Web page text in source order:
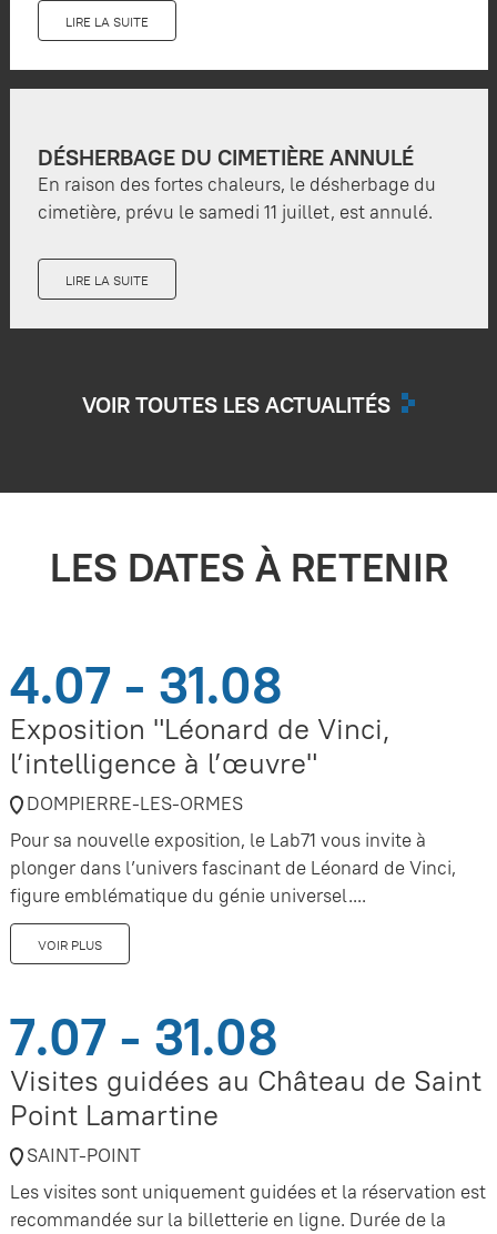
LIRE LA SUITE
DÉSHERBAGE DU CIMETIÈRE ANNULÉ
En raison des fortes chaleurs, le désherbage du
cimetière, prévu le samedi 11 juillet, est annulé.
LIRE LA SUITE
VOIR TOUTES LES ACTUALITÉS
LES DATES À RETENIR
4.07 - 31.08
Exposition "Léonard de Vinci,
l’intelligence à l’œuvre"
DOMPIERRE-LES-ORMES
Pour sa nouvelle exposition, le Lab71 vous invite à
plonger dans l’univers fascinant de Léonard de Vinci,
figure emblématique du génie universel....
VOIR PLUS
7.07 - 31.08
Visites guidées au Château de Saint
Point Lamartine
SAINT-POINT
Les visites sont uniquement guidées et la réservation est
recommandée sur la billetterie en ligne. Durée de la